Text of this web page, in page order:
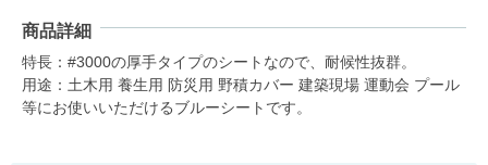
商品詳細
特長：#3000の厚手タイプのシートなので、耐候性抜群。
用途：土木用 養生用 防災用 野積カバー 建築現場 運動会 プール
等にお使いいただけるブルーシートです。